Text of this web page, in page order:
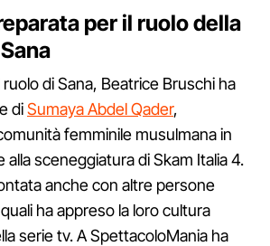
per il ruolo della
di Sana, Beatrice Bruschi ha
diSumaya Abdel Qader,
femminile musulmana in
alla sceneggiatura di Skam Italia 4.
anche con altre persone
ha appreso la loro cultura
serie tv. A SpettacoloMania ha